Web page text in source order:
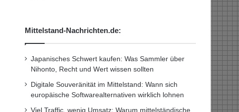
Mittelstand-Nachrichten.de:
Japanisches Schwert kaufen: Was Sammler über
Nihonto, Recht und Wert wissen sollten
Digitale Souveränität im Mittelstand: Wann sich
europäische Softwarealternativen wirklich lohnen
Viel Traffic, wenig Umsatz: Warum mittelständische